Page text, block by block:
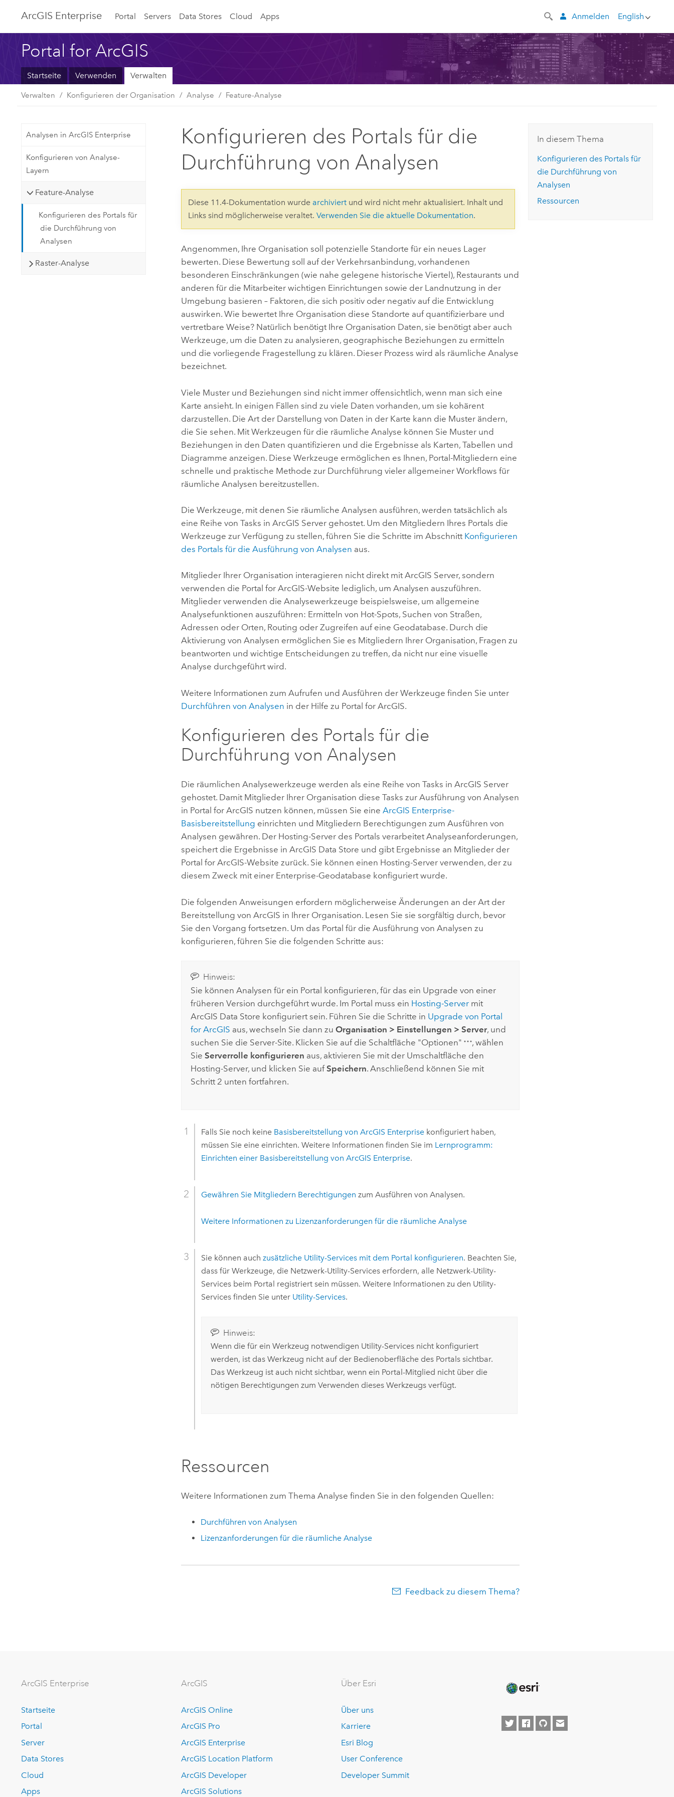
ArcGIS Enterprise Portal Servers Data Stores Cloud Apps English
Anmelden
Portal for ArcGIS
Startseite Verwenden Verwalten
Verwalten Konfigurieren der Organisation Analyse Feature-Analyse
Analysen in ArcGIS Enterprise
Konfigurieren von Analyse-
Layern
Feature-Analyse
Konfigurieren des Portals für
die Durchführung von
Analysen
Raster-Analyse
Konfigurieren des Portals für die
Durchführung von Analysen
Diese 11.4-Dokumentation wurde archiviert und wird nicht mehr aktualisiert. Inhalt und
Links sind möglicherweise veraltet.Verwenden Sie die aktuelle Dokumentation.
Angenommen, Ihre Organisation soll potenzielle Standorte für ein neues Lager
bewerten. Diese Bewertung soll auf der Verkehrsanbindung, vorhandenen
besonderen Einschränkungen (wie nahe gelegene historische Viertel), Restaurants und
anderen für die Mitarbeiter wichtigen Einrichtungen sowie der Landnutzung in der
Umgebung basieren – Faktoren, die sich positiv oder negativ auf die Entwicklung
auswirken. Wie bewertet Ihre Organisation diese Standorte auf quantifizierbare und
vertretbare Weise? Natürlich benötigt Ihre Organisation Daten, sie benötigt aber auch
Werkzeuge, um die Daten zu analysieren, geographische Beziehungen zu ermitteln
und die vorliegende Fragestellung zu klären. Dieser Prozess wird als räumliche Analyse
bezeichnet.
Viele Muster und Beziehungen sind nicht immer offensichtlich, wenn man sich eine
Karte ansieht. In einigen Fällen sind zu viele Daten vorhanden, um sie kohärent
darzustellen. Die Art der Darstellung von Daten in der Karte kann die Muster ändern,
die Sie sehen. Mit Werkzeugen für die räumliche Analyse können Sie Muster und
Beziehungen in den Daten quantifizieren und die Ergebnisse als Karten, Tabellen und
Diagramme anzeigen. Diese Werkzeuge ermöglichen es Ihnen, Portal-Mitgliedern eine
schnelle und praktische Methode zur Durchführung vieler allgemeiner Workflows für
räumliche Analysen bereitzustellen.
Die Werkzeuge, mit denen Sie räumliche Analysen ausführen, werden tatsächlich als
eine Reihe von Tasks inArcGIS Server gehostet. Um den Mitgliedern Ihres Portals die
Werkzeuge zur Verfügung zu stellen, führen Sie die Schritte im Abschnitt Konfigurieren
des Portals für die Ausführung von Analysen aus.
Mitglieder Ihrer Organisation interagieren nicht direkt mitArcGIS Server, sondern
verwenden die Portal for ArcGIS-Website lediglich, um Analysen auszuführen.
Mitglieder verwenden die Analysewerkzeuge beispielsweise, um allgemeine
Analysefunktionen auszuführen: Ermitteln von Hot-Spots, Suchen von Straßen,
Adressen oder Orten, Routing oder Zugreifen auf eine Geodatabase. Durch die
Aktivierung von Analysen ermöglichen Sie es Mitgliedern Ihrer Organisation, Fragen zu
beantworten und wichtige Entscheidungen zu treffen, da nicht nur eine visuelle
Analyse durchgeführt wird.
Weitere Informationen zum Aufrufen und Ausführen der Werkzeuge finden Sie unter
Durchführen von Analysen in der Hilfe zu Portal for ArcGIS.
Konfigurieren des Portals für die
Durchführung von Analysen
Die räumlichen Analysewerkzeuge werden als eine Reihe von Tasks inArcGIS Server
gehostet. Damit Mitglieder Ihrer Organisation diese Tasks zur Ausführung von Analysen
in Portal for ArcGIS nutzen können, müssen Sie eineArcGIS Enterprise-
Basisbereitstellung einrichten und Mitgliedern Berechtigungen zum Ausführen von
Analysen gewähren. Der Hosting-Server des Portals verarbeitet Analyseanforderungen,
speichert die Ergebnisse inArcGIS Data Store und gibt Ergebnisse an Mitglieder der
Portal for ArcGIS-Website zurück. Sie können einen Hosting-Server verwenden, der zu
diesem Zweck mit einer Enterprise-Geodatabase konfiguriert wurde.
Die folgenden Anweisungen erfordern möglicherweise Änderungen an der Art der
Bereitstellung von ArcGIS in Ihrer Organisation. Lesen Sie sie sorgfältig durch, bevor
Sie den Vorgang fortsetzen. Um das Portal für die Ausführung von Analysen zu
konfigurieren, führen Sie die folgenden Schritte aus:
Hinweis:
Sie können Analysen für ein Portal konfigurieren, für das ein Upgrade von einer
früheren Version durchgeführt wurde. Im Portal muss ein Hosting-Servermit
ArcGIS Data Store konfiguriert sein. Führen Sie die Schritte in Upgrade von Portal
for ArcGIS aus, wechseln Sie dann zu Organisation > Einstellungen > Server, und
suchen Sie die Server-Site. Klicken Sie auf die Schaltfläche "Optionen"
, wählen
Sie Serverrolle konfigurieren aus, aktivieren Sie mit der Umschaltfläche den
Hosting-Server, und klicken Sie aufSpeichern. Anschließend können Sie mit
Schritt 2 unten fortfahren.
Falls Sie noch keine Basisbereitstellung vonArcGIS Enterprise konfiguriert haben,
müssen Sie eine einrichten. Weitere Informationen finden Sie im Lernprogramm:
Einrichten einer Basisbereitstellung vonArcGIS Enterprise.
Gewähren Sie Mitgliedern Berechtigungen zum Ausführen von Analysen.
Weitere Informationen zu Lizenzanforderungen für die räumliche Analyse
Sie können auchzusätzliche Utility-Services mit dem Portal konfigurieren. Beachten Sie,
dass für Werkzeuge, die Netzwerk-Utility-Services erfordern, alle Netzwerk-Utility-
Services beim Portal registriert sein müssen. Weitere Informationen zu den Utility-
Services finden Sie unter Utility-Services.
Hinweis:
Wenn die für ein Werkzeug notwendigen Utility-Services nicht konfiguriert
werden, ist das Werkzeug nicht auf der Bedienoberfläche des Portals sichtbar.
Das Werkzeug ist auch nicht sichtbar, wenn ein Portal-Mitglied nicht über die
nötigen Berechtigungen zum Verwenden dieses Werkzeugs verfügt.
Ressourcen
Weitere Informationen zum Thema Analyse finden Sie in den folgenden Quellen:
Durchführen von Analysen
Lizenzanforderungen für die räumliche Analyse
Feedback zu diesem Thema?
In diesem Thema
Konfigurieren des Portals für
die Durchführung von
Analysen
Ressourcen
ArcGIS Enterprise
Startseite
Portal
Server
Data Stores
Cloud
Apps
ArcGIS
ArcGIS Online
ArcGIS Pro
ArcGIS Enterprise
ArcGIS Location Platform
ArcGIS Developer
ArcGIS Solutions
Über Esri
Über uns
Karriere
Esri Blog
User Conference
Developer Summit